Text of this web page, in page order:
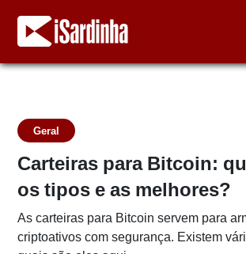
Geral
Carteiras para Bitcoin:
os tipos e as melhores?
As carteiras para Bitcoin servem para
criptoativos com segurança. Existem